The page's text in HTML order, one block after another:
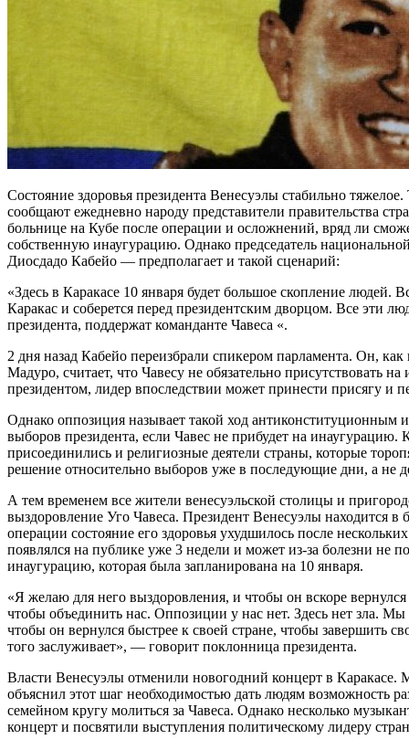
Состояние здоровья президента Венесуэлы стабильно
сообщают ежедневно народу представители правительства
больнице на Кубе после операции и осложнений, вряд ли
собственную инаугурацию. Однако председатель
Диосдадо Кабейо — предполагает и такой сценарий:
«Здесь в Каракасе 10 января будет большое скопление людей.
Каракас и соберется перед президентским дворцом. Все эти
президента, поддержат команданте Чавеса «.
2 дня назад Кабейо переизбрали спикером парламента. Он,
Мадуро, считает, что Чавесу не обязательно присутствовать
президентом, лидер впоследствии может принести присягу и
Однако оппозиция называет такой ход антиконституционным
выборов президента, если Чавес не прибудет на инаугурацию.
присоединились и религиозные деятели страны, которые
решение относительно выборов уже в последующие дни, а не
А тем временем все жители венесуэльской столицы и
выздоровление Уго Чавеса. Президент Венесуэлы находится в
операции состояние его здоровья ухудшилось после
появлялся на публике уже 3 недели и может из-за болезни не
инаугурацию, которая была запланирована на 10 января.
«Я желаю для него выздоровления, и чтобы он вскоре
чтобы объединить нас. Оппозиции у нас нет. Здесь нет зла.
чтобы он вернулся быстрее к своей стране, чтобы завершить
того заслуживает», — говорит поклонница президента.
Власти Венесуэлы отменили новогодний концерт в
объяснил этот шаг необходимостью дать людям возможность
семейном кругу молиться за Чавеса. Однако несколько
концерт и посвятили выступления политическому лидеру